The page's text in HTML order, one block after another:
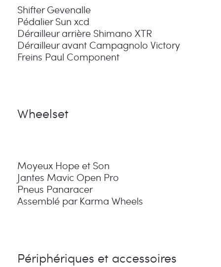
Shifter Gevenalle
Pédalier Sun xcd
Dérailleur arrière Shimano XTR
Dérailleur avant Campagnolo Victory
Freins Paul Component
Wheelset
Moyeux Hope et Son
Jantes Mavic Open Pro
Pneus Panaracer
Assemblé par Karma Wheels
Périphériques et accessoires